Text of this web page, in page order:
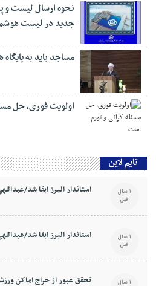
نحوه ارسال لیست و
جدید در لیست
مساجد باید به
اولویت فوری، حل
تایم لاین
استاندار البرز ابقا شد/ 1 سال
قبل
استاندار البرز ابقا شد/ 1 سال
قبل
تحقق عبور از حراج اماکن 1 سال